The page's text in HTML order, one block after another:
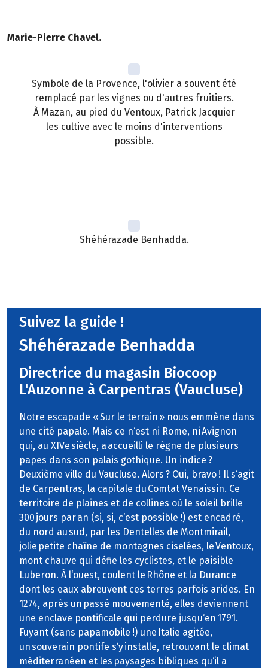
Marie-Pierre Chavel.
Symbole de la Provence, l'olivier a souvent été
remplacé par les vignes ou d'autres fruitiers.
À Mazan, au pied du Ventoux, Patrick Jacquier
les cultive avec le moins d'interventions
possible.
Shéhérazade Benhadda.
Suivez la guide !
Shéhérazade Benhadda
Directrice du magasin Biocoop
L'Auzonne à Carpentras (Vaucluse)
Notre escapade « Sur le terrain » nous emmène dans
une cité papale. Mais ce n‘est ni Rome, ni Avignon
qui, au XIVe siècle, a accueilli le règne de plusieurs
papes dans son palais gothique. Un indice ?
Deuxième ville du Vaucluse. Alors ? Oui, bravo ! Il s‘agit
de Carpentras, la capitale du Comtat Venaissin. Ce
territoire de plaines et de collines où le soleil brille
300 jours par an (si, si, c‘est possible !) est encadré,
du nord au sud, par les Dentelles de Montmirail,
jolie petite chaîne de montagnes ciselées, le Ventoux,
mont chauve qui défie les cyclistes, et le paisible
Luberon. À l‘ouest, coulent le Rhône et la Durance
dont les eaux abreuvent ces terres parfois arides. En
1274, après un passé mouvementé, elles deviennent
une enclave pontificale qui perdure jusqu‘en 1791.
Fuyant (sans papamobile !) une Italie agitée,
un souverain pontife s‘y installe, retrouvant le climat
méditerranéen et les paysages bibliques qu‘il a